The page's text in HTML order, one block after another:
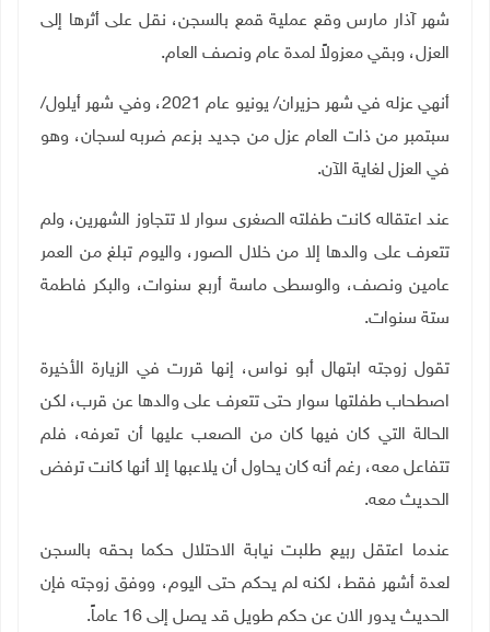
شهر آذار مارس وقع عملية قمع بالسجن، نقل على أثرها إلى
العزل، وبقي معزولاً لمدة عام ونصف العام.
أنهي عزله في شهر حزيران/ يونيو عام 2021، وفي شهر أيلول/
سبتمبر من ذات العام عزل من جديد بزعم ضربه لسجان، وهو
في العزل لغاية الآن.
عند اعتقاله كانت طفلته الصغرى سوار لا تتجاوز الشهرين، ولم
تتعرف على والدها إلا من خلال الصور، واليوم تبلغ من العمر
عامين ونصف، والوسطى ماسة أربع سنوات، والبكر فاطمة
ستة سنوات.
تقول زوجته ابتهال أبو نواس، إنها قررت في الزيارة الأخيرة
اصطحاب طفلتها سوار حتى تتعرف على والدها عن قرب، لكن
الحالة التي كان فيها كان من الصعب عليها أن تعرفه، فلم
تتفاعل معه، رغم أنه كان يحاول أن يلاعبها إلا أنها كانت ترفض
الحديث معه.
عندما اعتقل ربيع طلبت نيابة الاحتلال حكما بحقه بالسجن
لعدة أشهر فقط، لكنه لم يحكم حتى اليوم، ووفق زوجته فإن
الحديث يدور الان عن حكم طويل قد يصل إلى 16 عاماً.